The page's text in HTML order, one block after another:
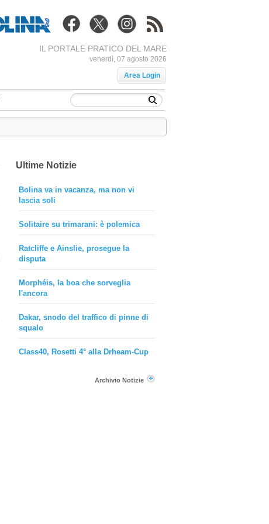
IL PORTALE PRATICO DEL MARE
venerdì, 07 agosto 2026
Area Login
Ultime Notizie
Bolina va in vacanza, ma non vi
lascia soli
Solitaire su trimarani: è polemica
Ratcliffe e Ainslie, prosegue la
disputa
Morphéis, la boa che sorveglia
l'ancora
Dakar, snodo del traffico di pinne di
squalo
Class40, Rosetti 4° alla Drheam-Cup
Archivio Notizie